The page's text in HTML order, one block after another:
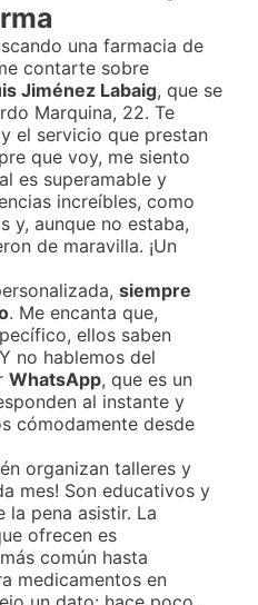
una farmacia de
contarte sobre
Jiménez Labaig, que se
Marquina, 22. Te
el servicio que prestan
que voy, me siento
es superamable y
increíbles, como
y, aunque no estaba,
de maravilla. ¡Un
siempre
. Me encanta que,
ellos saben
no hablemos del
WhatsApp, que es un
al instante y
cómodamente desde
organizan talleres y
mes! Son educativos y
la pena asistir. La
ofrecen es
común hasta
medicamentos en